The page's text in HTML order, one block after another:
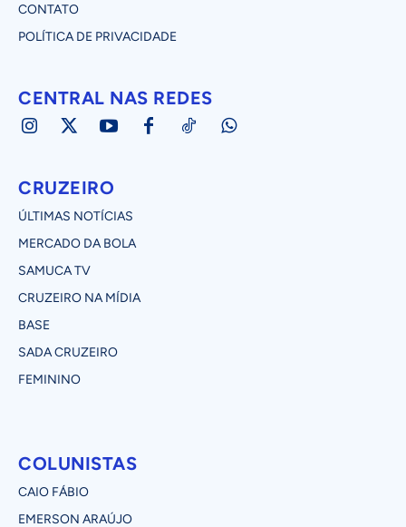
CONTATO
POLÍTICA DE PRIVACIDADE
CENTRAL NAS REDES
CRUZEIRO
ÚLTIMAS NOTÍCIAS
MERCADO DA BOLA
SAMUCA TV
CRUZEIRO NA MÍDIA
BASE
SADA CRUZEIRO
FEMININO
COLUNISTAS
CAIO FÁBIO
EMERSON ARAÚJO